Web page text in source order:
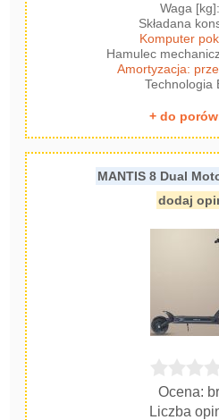
Waga
Składana
Komputer
Hamulec
Amortyzacja:
Technologia
+ do
MANTIS 8 Dual
dodaj
Ocena:
Liczba